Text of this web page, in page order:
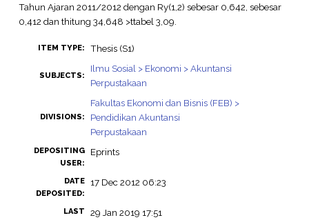
Tahun Ajaran 2011/2012 dengan Ry(1,2) sebesar 0,642, sebesar
0,412 dan thitung 34,648 >ttabel 3,09.
ITEM TYPE: Thesis (S1)
SUBJECTS:
Ilmu Sosial > Ekonomi > Akuntansi
Perpustakaan
DIVISIONS:
Fakultas Ekonomi dan Bisnis (FEB) >
Pendidikan Akuntansi
Perpustakaan
DEPOSITING
USER:
Eprints
DATE
DEPOSITED:
17 Dec 2012 06:23
LAST
29 Jan 2019 17:51